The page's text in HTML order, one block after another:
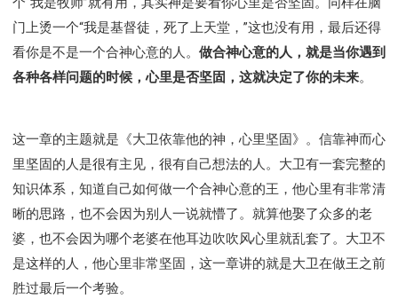
Y132课程 - 职业策划
Y133课程 - 活出丰盛
Y134课程 - 动手实验室
Y135课程 - 做人做事
Y136课程 - 如何学习
研习会01 - 医治释放
研习会02 - 医治释放
研习会02 - 如何查圣经
研习会02 - 得着命定成为祝福
研习会02 - 得胜教会的启示
研习会02 - 教会的牧养
研习会03 - 医治释放特会
研习会03 - 成为门徒特会
门上烫一个“我是基督徒，死了上天堂，”这也没有用，最后还得
看你是不是一个合神心意的人。 做合神心意的人，就是当你遇到
各种各样问题的时候，心里是否坚固，这就决定了你的未来。
这一章的主题就是《大卫依靠他的神，心里坚固》。信靠神而心
里坚固的人是很有主见，很有自己想法的人。大卫有一套完整的
知识体系，知道自己如何做一个合神心意的王，他心里有非常清
晰的思路，也不会因为别人一说就懵了。就算他娶了众多的老
婆，也不会因为哪个老婆在他耳边吹吹风心里就乱套了。大卫不
是这样的人，他心里非常坚固，这一章讲的就是大卫在做王之前
胜过最后一个考验。